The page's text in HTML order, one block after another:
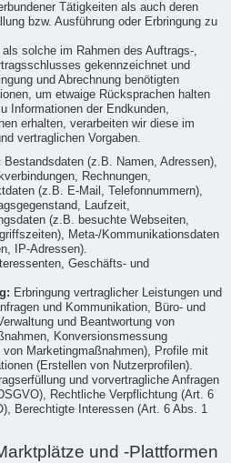
Tätigkeiten als auch deren
bzw. Ausführung oder Erbringung zu
solche im Rahmen des Auftrags-,
gekennzeichnet und
und Abrechnung benötigten
um etwaige Rücksprachen halten
Informationen der Endkunden,
erhalten, verarbeiten wir diese im
vertraglichen Vorgaben.
Bestandsdaten (z.B. Namen, Adressen),
Rechnungen,
(z.B. E-Mail, Telefonnummern),
Laufzeit,
(z.B. besuchte Webseiten,
Meta-/Kommunikationsdaten
IP-Adressen).
Geschäfts- und
Erbringung vertraglicher Leistungen und
und Kommunikation, Büro- und
und Beantwortung von
Konversionsmessung
Marketingmaßnahmen), Profile mit
(Erstellen von Nutzerprofilen).
und vorvertragliche Anfragen
Rechtliche Verpflichtung (Art. 6
Berechtigte Interessen (Art. 6 Abs. 1
und -Plattformen